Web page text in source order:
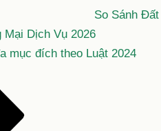
So Sánh Đất
Dịch Vụ 2026
mục đích theo Luật 2024